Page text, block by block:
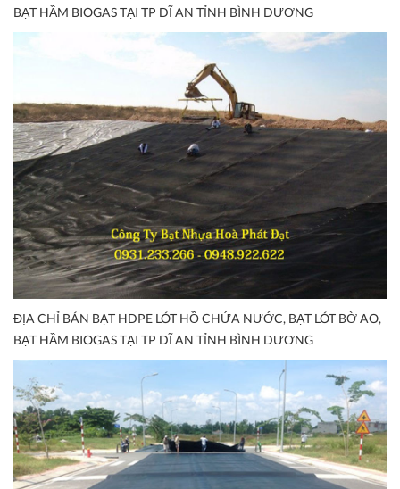
BẠT HẦM BIOGAS TẠI TP DĨ AN TỈNH BÌNH DƯƠNG
ĐỊA CHỈ BÁN BẠT HDPE LÓT HỒ CHỨA NƯỚC, BẠT LÓT BỜ AO,
BẠT HẦM BIOGAS TẠI TP DĨ AN TỈNH BÌNH DƯƠNG